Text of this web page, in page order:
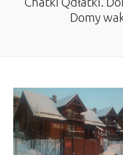
Wszystkie Obiekty
Domy